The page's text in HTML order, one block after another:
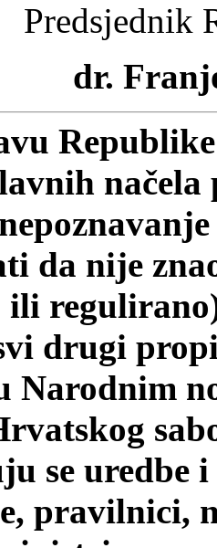
Predsjednik
dr.
da nije
drugi
Narodnim
se uredbe
pravilnici,